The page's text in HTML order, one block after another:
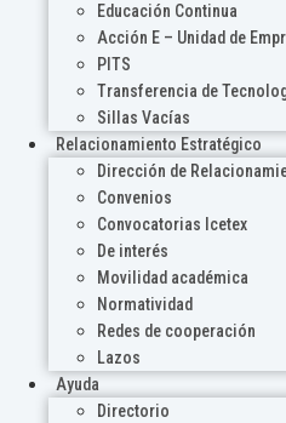
Educación Continua
Acción E – Unidad de
PITS
Transferencia de
Sillas Vacías
Relacionamiento Estratégico
Dirección de
Convenios
Convocatorias Icetex
De interés
Movilidad académica
Normatividad
Redes de cooperación
Lazos
Ayuda
Directorio